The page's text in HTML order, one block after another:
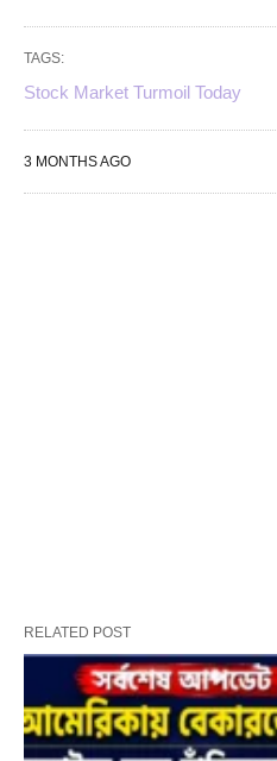
TAGS:
Stock Market Turmoil Today
3 MONTHS AGO
RELATED POST